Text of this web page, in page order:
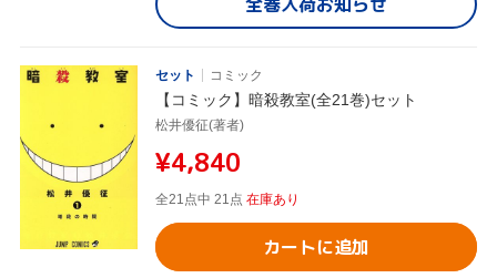
セット コミック
【コミック】暗殺教室(全21巻)セット
松井優征(著者)
¥4,840
全21点中 21点 在庫あり
カートに追加